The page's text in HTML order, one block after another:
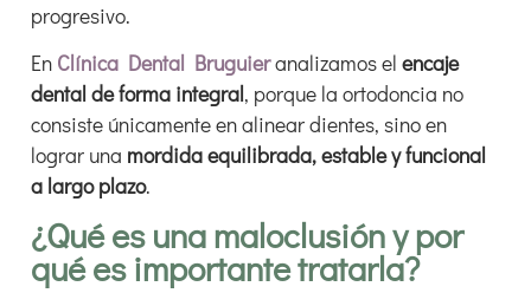
progresivo.
En Clínica Dental Bruguieranalizamos el encaje
dental de forma integral, porque la ortodoncia no
consiste únicamente en alinear dientes, sino en
lograr una mordida equilibrada, estable y funcional
a largo plazo.
¿Qué es una maloclusión y por
qué es importante tratarla?